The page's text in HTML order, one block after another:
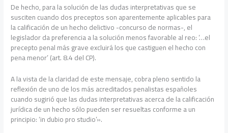
De hecho, para la solución de las dudas interpretativas que se
susciten cuando dos preceptos son aparentemente aplicables para
la calificación de un hecho delictivo -concurso de normas-, el
legislador da preferencia a la solución menos favorable al reo: ‘…el
precepto penal más grave excluirá los que castiguen el hecho con
pena menor’ (art. 8.4 del CP).
A la vista de la claridad de este mensaje, cobra pleno sentido la
reflexión de uno de los más acreditados penalistas españoles
cuando sugirió que las dudas interpretativas acerca de la calificación
jurídica de un hecho sólo pueden ser resueltas conforme a un
principio: ‘in dubio pro studio’».